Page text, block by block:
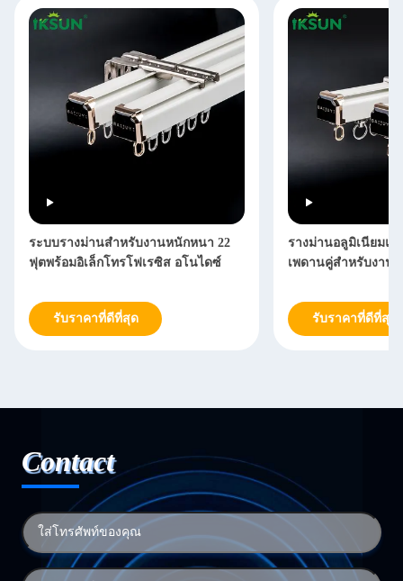
ระบบรางม่านสำหรับงานหนักหนา 22
ฟุตพร้อมอิเล็กโทรโฟเรซิส อโนไดซ์
รับราคาที่ดีที่สุด
รางม่านอลูมิเนียมแ
เพดานคู่สำหรับงาน
รับราคาที่ดีที่สุด
Contact